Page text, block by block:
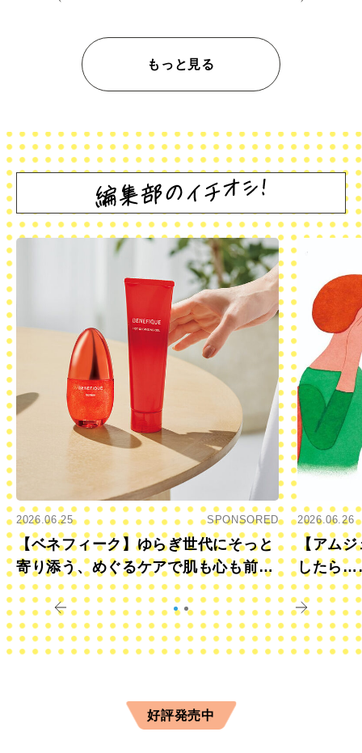
もっと見る
2026.06.25 SPONSORED
【ベネフィーク】ゆらぎ世代にそっと
寄り添う、めぐるケアで肌も心も前向
きに
2026.06.26
【アムジ
したら
すか？
好評発売中